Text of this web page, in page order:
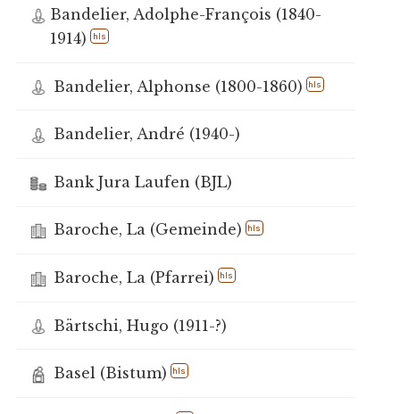
Bandelier, Adolphe-François (1840-
1914)
hls
Bandelier, Alphonse (1800-1860) hls
Bandelier, André (1940-)
Bank Jura Laufen (BJL)
Baroche, La (Gemeinde) hls
Baroche, La (Pfarrei) hls
Bärtschi, Hugo (1911-?)
Basel (Bistum) hls